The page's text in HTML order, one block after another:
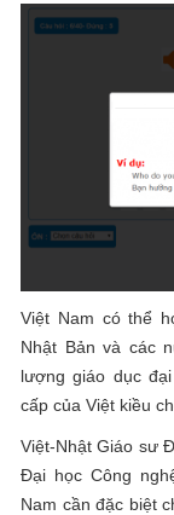
Việt Nam có thể
Nhật Bản và các
lượng giáo dục
cấp của Việt kiều
Việt-Nhật Giáo sư
Đại học Công
Nam cần đặc biệt